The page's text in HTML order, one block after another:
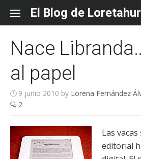
content
El Blog de Loretahur
Nace
al papel
9 junio 2010 by Lorena Fernández
2
Las
editorial